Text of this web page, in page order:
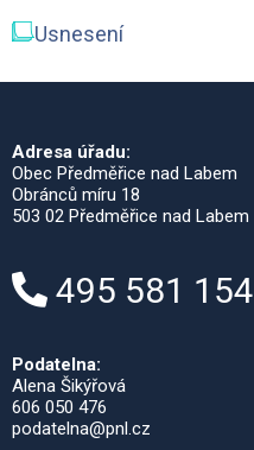
Usnesení
Adresa úřadu:
Obec Předměřice nad Labem
Obránců míru 18
503 02 Předměřice nad Labem
495 581 154
Podatelna:
Alena Šikýřová
606 050 476
podatelna@pnl.cz